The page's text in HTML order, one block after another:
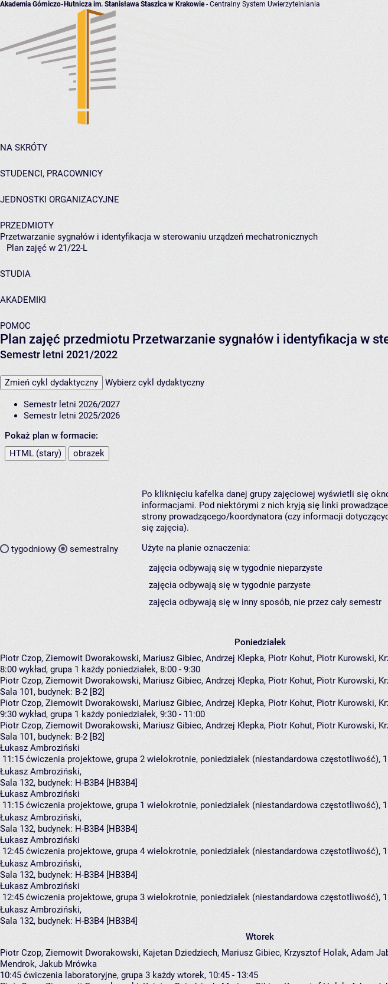
Akademia Górniczo-Hutnicza im. Stanisława Staszica w Krakowie- Centralny System Uwierzytelniania
NA SKRÓTY
STUDENCI, PRACOWNICY
JEDNOSTKI ORGANIZACYJNE
PRZEDMIOTY
Przetwarzanie sygnałów i identyfikacja w sterowaniu urządzeń mechatronicznych
Plan zajęć w 21/22-L
STUDIA
AKADEMIKI
POMOC
Plan zajęć przedmiotu Przetwarzanie sygnałów i identyfikacja w
Semestr letni 2021/2022
Zmień cykl dydaktyczny Wybierz cykl dydaktyczny
Semestr letni 2026/2027
Semestr letni 2025/2026
Pokaż plan w formacie:
HTML (stary)
obrazek
tygodniowy semestralny
Po kliknięciu kafelka danej grupy zajęciowej wyświetli się
informacjami. Pod niektórymi z nich kryją się linki
strony prowadzącego/koordynatora (czy informacji
się zajęcia).
Użyte na planie oznaczenia:
zajęcia odbywają się w tygodnie nieparzyste
zajęcia odbywają się w tygodnie parzyste
zajęcia odbywają się w inny sposób, nie przez cały semestr
Poniedziałek
Piotr Czop, Ziemowit Dworakowski, Mariusz Gibiec, Andrzej Klepka, Piotr Kohut, Piotr Kurowski,
8:00 wykład, grupa 1 każdy poniedziałek, 8:00 - 9:30
Piotr Czop, Ziemowit Dworakowski, Mariusz Gibiec, Andrzej Klepka, Piotr Kohut, Piotr Kurowski,
Sala 101, budynek: B-2 [B2]
Piotr Czop, Ziemowit Dworakowski, Mariusz Gibiec, Andrzej Klepka, Piotr Kohut, Piotr Kurowski,
9:30 wykład, grupa 1 każdy poniedziałek, 9:30 - 11:00
Piotr Czop, Ziemowit Dworakowski, Mariusz Gibiec, Andrzej Klepka, Piotr Kohut, Piotr Kurowski,
Sala 101, budynek: B-2 [B2]
Łukasz Ambroziński
11:15 ćwiczenia projektowe, grupa 2 wielokrotnie, poniedziałek (niestandardowa częstotliwość),
Łukasz Ambroziński,
Sala 132, budynek: H-B3B4 [HB3B4]
Łukasz Ambroziński
11:15 ćwiczenia projektowe, grupa 1 wielokrotnie, poniedziałek (niestandardowa częstotliwość),
Łukasz Ambroziński,
Sala 132, budynek: H-B3B4 [HB3B4]
Łukasz Ambroziński
12:45 ćwiczenia projektowe, grupa 4 wielokrotnie, poniedziałek (niestandardowa częstotliwość),
Łukasz Ambroziński,
Sala 132, budynek: H-B3B4 [HB3B4]
Łukasz Ambroziński
12:45 ćwiczenia projektowe, grupa 3 wielokrotnie, poniedziałek (niestandardowa częstotliwość),
Łukasz Ambroziński,
Sala 132, budynek: H-B3B4 [HB3B4]
Wtorek
Piotr Czop, Ziemowit Dworakowski, Kajetan Dziedziech, Mariusz Gibiec, Krzysztof Holak, Adam
Mendrok, Jakub Mrówka
10:45 ćwiczenia laboratoryjne, grupa 3 każdy wtorek, 10:45 - 13:45